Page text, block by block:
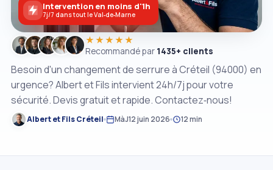
Besoin d'un changement de serrure à Créteil (94000) en
urgence? Albert et Fils intervient 24h/7j pour votre
sécurité. Devis gratuit et rapide. Contactez‑nous!
Albert et Fils Créteil MàJ12 juin 2026 12 min
★★★★★
Recommandé par 1435+ clients
Intervention en moins d'1h
7j/7 dans tout le Val‑de‑Marne